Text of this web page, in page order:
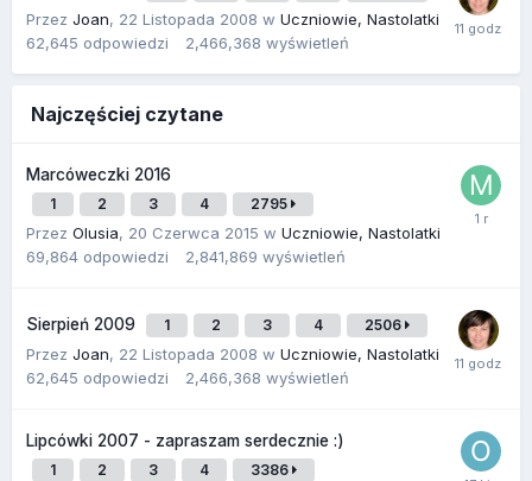
Przez Joan, 22 Listopada 2008 w Uczniowie, Nastolatki
62,645 odpowiedzi 2,466,368 wyświetleń
Najczęściej czytane
Marcóweczki 2016
1 2 3 4 2795
Przez Olusia, 20 Czerwca 2015 w Uczniowie, Nastolatki
69,864 odpowiedzi 2,841,869 wyświetleń
Sierpień 2009 1 2 3 4 2506
Przez Joan, 22 Listopada 2008 w Uczniowie, Nastolatki
62,645 odpowiedzi 2,466,368 wyświetleń
Lipcówki 2007 - zapraszam serdecznie :)
1 2 3 4 3386